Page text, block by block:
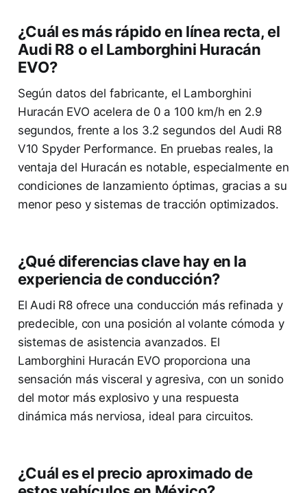
¿Cuál es más rápido en línea recta, el
Audi R8 o el Lamborghini Huracán
EVO?
Según datos del fabricante, el Lamborghini
Huracán EVO acelera de 0 a 100 km/h en 2.9
segundos, frente a los 3.2 segundos del Audi R8
V10 Spyder Performance. En pruebas reales, la
ventaja del Huracán es notable, especialmente en
condiciones de lanzamiento óptimas, gracias a su
menor peso y sistemas de tracción optimizados.
¿Qué diferencias clave hay en la
experiencia de conducción?
El Audi R8 ofrece una conducción más refinada y
predecible, con una posición al volante cómoda y
sistemas de asistencia avanzados. El
Lamborghini Huracán EVO proporciona una
sensación más visceral y agresiva, con un sonido
del motor más explosivo y una respuesta
dinámica más nerviosa, ideal para circuitos.
¿Cuál es el precio aproximado de